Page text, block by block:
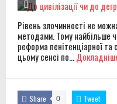
Рівень злочинності не
методами. Тому найбільше
реформа пенітенціарної та
цьому сенсі по...
Share 0 Tweet